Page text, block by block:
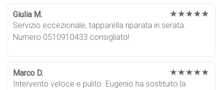
Giulia M. ★★★★★
Servizio eccezionale, tapparella riparata in serata.
Numero 0510910433 consigliato!
Marco D. ★★★★★
Intervento veloce e pulito. Eugenio ha sostituito la